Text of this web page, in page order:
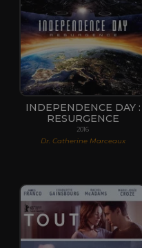
INDEPENDENCE DAY :
RESURGENCE
2016
Dr. Catherine Marceaux